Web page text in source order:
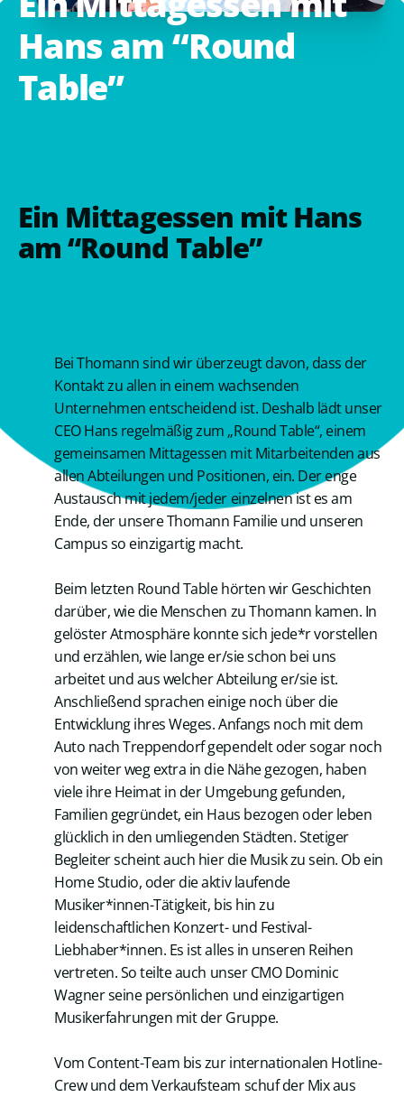
Hansam“Round
Table”
Ein Mittagessen mit Hans
am “Round Table”
Bei Thomann sind wir überzeugt davon, dass der
Kontakt zu allen in einem wachsenden
Unternehmen entscheidend ist. Deshalb lädt unser
CEO Hans regelmäßig zum „Round Table“, einem
gemeinsamen Mittagessen mit Mitarbeitenden aus
allen Abteilungen und Positionen, ein. Der enge
Austausch mit jedem/jeder einzelnen ist es am
Ende, der unsere Thomann Familie und unseren
Campus so einzigartig macht.
Beim letzten Round Table hörten wir Geschichten
darüber, wie die Menschen zu Thomann kamen. In
gelöster Atmosphäre konnte sich jede*r vorstellen
und erzählen, wie lange er/sie schon bei uns
arbeitet und aus welcher Abteilung er/sie ist.
Anschließend sprachen einige noch über die
Entwicklung ihres Weges. Anfangs noch mit dem
Auto nach Treppendorf gependelt oder sogar noch
von weiter weg extra in die Nähe gezogen, haben
viele ihre Heimat in der Umgebung gefunden,
Familien gegründet, ein Haus bezogen oder leben
glücklich in den umliegenden Städten. Stetiger
Begleiter scheint auch hier die Musik zu sein. Ob ein
Home Studio, oder die aktiv laufende
Musiker*innen-Tätigkeit, bis hin zu
leidenschaftlichen Konzert- und Festival-
Liebhaber*innen. Es ist alles in unseren Reihen
vertreten. So teilte auch unser CMO Dominic
Wagner seine persönlichen und einzigartigen
Musikerfahrungen mit der Gruppe.
Vom Content-Team bis zur internationalen Hotline-
Crew und dem Verkaufsteam schuf der Mix aus